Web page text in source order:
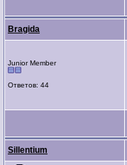
Bragida
Junior Member
Ответов: 44
Sillentium